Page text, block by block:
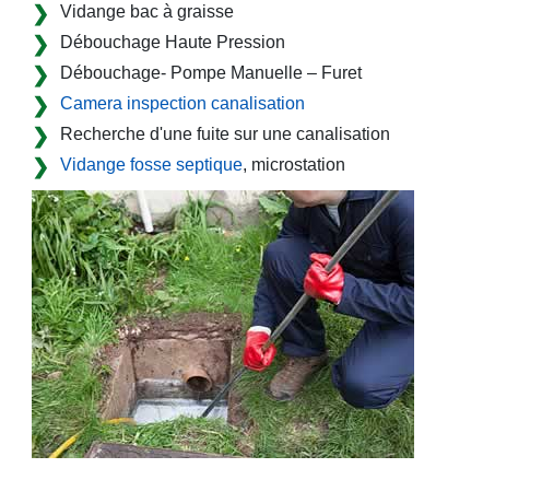
Vidange bac à graisse
Débouchage Haute Pression
Débouchage- Pompe Manuelle – Furet
Camera inspection canalisation
Recherche d'une fuite sur une canalisation
Vidange fosse septique, microstation